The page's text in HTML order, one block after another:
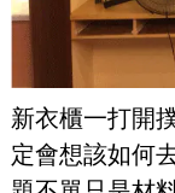
新衣櫃一打開
定會想該如何